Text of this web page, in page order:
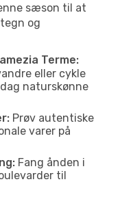
sæson til at
og
Terme:
eller cykle
naturskønne
Prøv autentiske
varer på
Fang ånden i
til